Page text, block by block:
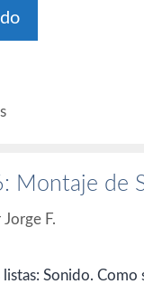
Montaje de
Jorge F.
Sonido. Como